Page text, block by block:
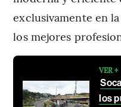
exclusivamente en
los mejores
VER +
los